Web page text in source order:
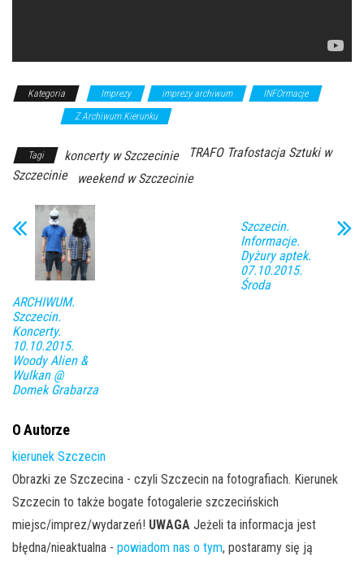
Kategoria Imprezy imprezy archiwum
INFOrmacje
Z Archiwum Kierunku
Tagi koncerty w Szczecinie
TRAFO Trafostacja Sztuki w
Szczecinie
weekend w Szczecinie
ARCHIWUM.
Szczecin.
Koncerty.
10.10.2015.
Woody Alien &
Wulkan @
Domek Grabarza
Szczecin.
Informacje.
Dyżury aptek.
07.10.2015.
Środa
O Autorze
kierunek Szczecin
Obrazki ze Szczecina - czyli Szczecin na fotografiach. Kierunek
Szczecin to także bogate fotogalerie szczecińskich
miejsc/imprez/wydarzeń! UWAGA Jeżeli ta informacja jest
błędna/nieaktualna - powiadom nas o tym, postaramy się ją